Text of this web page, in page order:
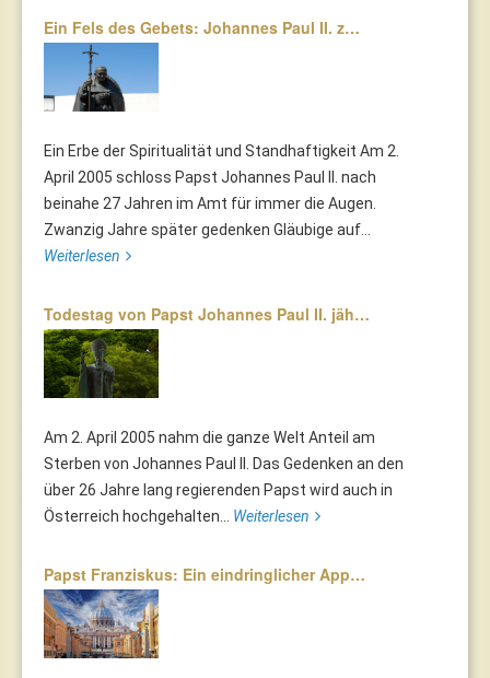
Ein Fels des Gebets: Johannes Paul II. z…
Ein Erbe der Spiritualität und Standhaftigkeit Am 2.
April 2005 schloss Papst Johannes Paul II. nach
beinahe 27 Jahren im Amt für immer die Augen.
Zwanzig Jahre später gedenken Gläubige auf...
Weiterlesen
Todestag von Papst Johannes Paul II. jäh…
Am 2. April 2005 nahm die ganze Welt Anteil am
Sterben von Johannes Paul II. Das Gedenken an den
über 26 Jahre lang regierenden Papst wird auch in
Österreich hochgehalten... Weiterlesen
Papst Franziskus: Ein eindringlicher App…